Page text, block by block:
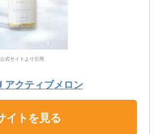
公式サイトより引用
アクティブメロン
イトを見る